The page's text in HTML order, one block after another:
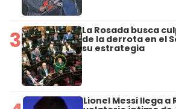
3 La Rosada busca
de la derrota en el
su estrategia
Lionel Messi llega a